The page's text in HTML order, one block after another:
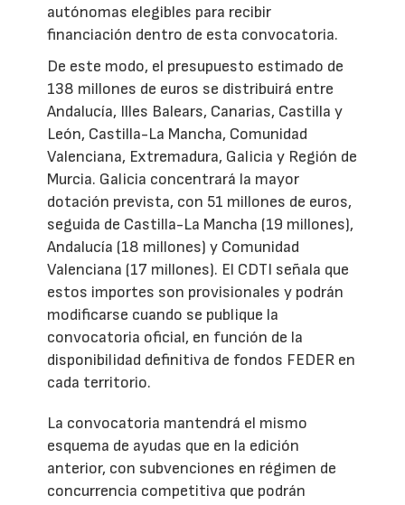
autónomas elegibles para recibir
financiación dentro de esta convocatoria.
De este modo, el presupuesto estimado de
138 millones de euros se distribuirá entre
Andalucía, Illes Balears, Canarias, Castilla y
León, Castilla-La Mancha, Comunidad
Valenciana, Extremadura, Galicia y Región de
Murcia. Galicia concentrará la mayor
dotación prevista, con 51 millones de euros,
seguida de Castilla-La Mancha (19 millones),
Andalucía (18 millones) y Comunidad
Valenciana (17 millones). El CDTI señala que
estos importes son provisionales y podrán
modificarse cuando se publique la
convocatoria oficial, en función de la
disponibilidad definitiva de fondos FEDER en
cada territorio.
La convocatoria mantendrá el mismo
esquema de ayudas que en la edición
anterior, con subvenciones en régimen de
concurrencia competitiva que podrán